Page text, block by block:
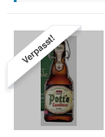
Verpasst!